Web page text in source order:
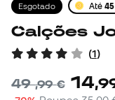
Esgotado Até 45
Calções
(1)
49,99 € 14,